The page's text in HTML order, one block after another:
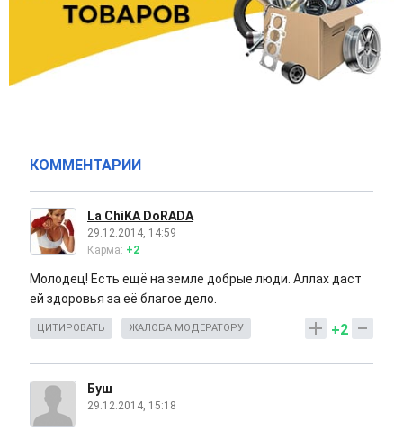
КОММЕНТАРИИ
La ChiKA DoRADA
29.12.2014, 14:59
Карма: +2
Молодец! Есть ещё на земле добрые люди. Аллах даст
ей здоровья за её благое дело.
+2
ЦИТИРОВАТЬ ЖАЛОБА МОДЕРАТОРУ
Буш
29.12.2014, 15:18